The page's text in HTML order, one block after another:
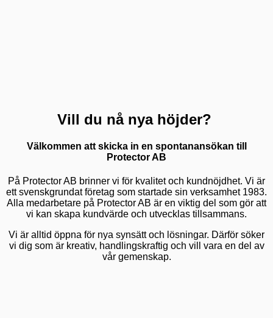
Vill du nå nya höjder?
Välkommen att skicka in en spontanansökan till
Protector AB
På Protector AB brinner vi för kvalitet och kundnöjdhet. Vi är
ett svenskgrundat företag som startade sin verksamhet 1983.
Alla medarbetare på Protector AB är en viktig del som gör att
vi kan skapa kundvärde och utvecklas tillsammans.
Vi är alltid öppna för nya synsätt och lösningar. Därför söker
vi dig som är kreativ, handlingskraftig och vill vara en del av
vår gemenskap.